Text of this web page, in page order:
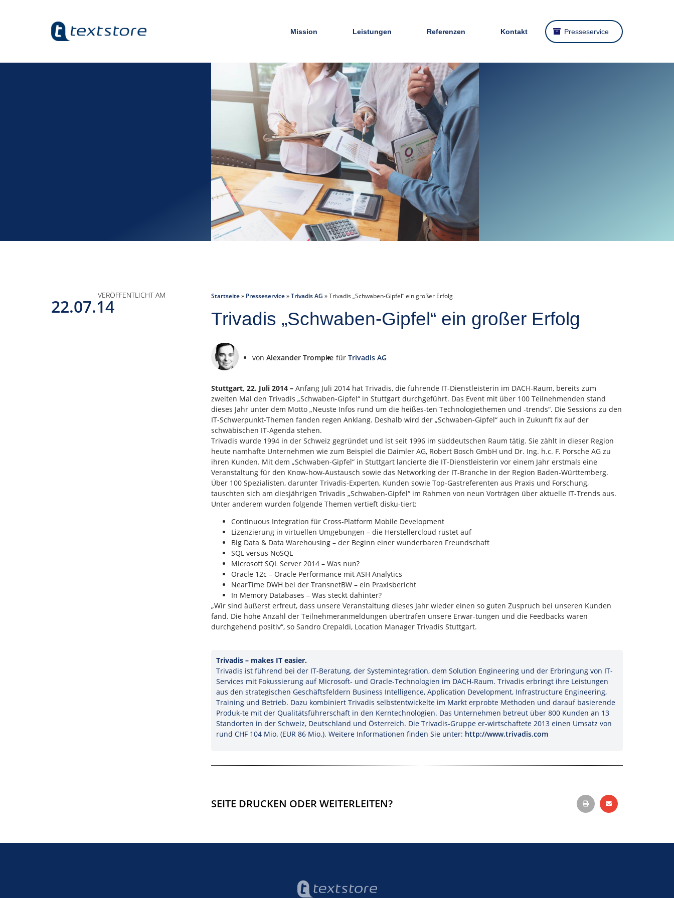
Mission Leistungen Referenzen Kontakt Presseservice
VERÖFFENTLICHT AM
22.07.14 Startseite» Presseservice»Trivadis AG »Trivadis „Schwaben-Gipfel“ ein großer Erfolg
Trivadis „Schwaben-Gipfel“ ein großer Erfolg
vonAlexander Trompke für Trivadis AG
Stuttgart, 22. Juli 2014 – Anfang Juli 2014 hat Trivadis, die führende IT-Dienstleisterin im DACH-Raum, bereits zum
zweiten Mal den Trivadis „Schwaben-Gipfel“ in Stuttgart durchgeführt. Das Event mit über 100 Teilnehmenden stand
dieses Jahr unter dem Motto „Neuste Infos rund um die heißes-ten Technologiethemen und -trends“. Die Sessions zu den
IT-Schwerpunkt-Themen fanden regen Anklang. Deshalb wird der „Schwaben-Gipfel“ auch in Zukunft fix auf der
schwäbischen IT-Agenda stehen.
Trivadis wurde 1994 in der Schweiz gegründet und ist seit 1996 im süddeutschen Raum tätig. Sie zählt in dieser Region
heute namhafte Unternehmen wie zum Beispiel die Daimler AG, Robert Bosch GmbH und Dr. Ing. h.c. F. Porsche AG zu
ihren Kunden. Mit dem „Schwaben-Gipfel“ in Stuttgart lancierte die IT-Dienstleisterin vor einem Jahr erstmals eine
Veranstaltung für den Know-how-Austausch sowie das Networking der IT-Branche in der Region Baden-Württemberg.
Über 100 Spezialisten, darunter Trivadis-Experten, Kunden sowie Top-Gastreferenten aus Praxis und Forschung,
tauschten sich am diesjährigen Trivadis „Schwaben-Gipfel“ im Rahmen von neun Vorträgen über aktuelle IT-Trends aus.
Unter anderem wurden folgende Themen vertieft disku-tiert:
Continuous Integration für Cross-Platform Mobile Development
Lizenzierung in virtuellen Umgebungen – die Herstellercloud rüstet auf
Big Data & Data Warehousing – der Beginn einer wunderbaren Freundschaft
SQL versus NoSQL
Microsoft SQL Server 2014 – Was nun?
Oracle 12c – Oracle Performance mit ASH Analytics
NearTime DWH bei der TransnetBW – ein Praxisbericht
In Memory Databases – Was steckt dahinter?
„Wir sind äußerst erfreut, dass unsere Veranstaltung dieses Jahr wieder einen so guten Zuspruch bei unseren Kunden
fand. Die hohe Anzahl der Teilnehmeranmeldungen übertrafen unsere Erwar-tungen und die Feedbacks waren
durchgehend positiv“, so Sandro Crepaldi, Location Manager Trivadis Stuttgart.
Trivadis – makes IT easier.
Trivadis ist führend bei der IT-Beratung, der Systemintegration, dem Solution Engineering und der Erbringung von IT-
Services mit Fokussierung auf Microsoft- und Oracle-Technologien im DACH-Raum. Trivadis erbringt ihre Leistungen
aus den strategischen Geschäftsfeldern Business Intelligence, Application Development, Infrastructure Engineering,
Training und Betrieb. Dazu kombiniert Trivadis selbstentwickelte im Markt erprobte Methoden und darauf basierende
Produk-te mit der Qualitätsführerschaft in den Kerntechnologien. Das Unternehmen betreut über 800 Kunden an 13
Standorten in der Schweiz, Deutschland und Österreich. Die Trivadis-Gruppe er-wirtschaftete 2013 einen Umsatz von
rund CHF 104 Mio. (EUR 86 Mio.). Weitere Informationen finden Sie unter: http://www.trivadis.com
SEITE DRUCKEN ODER WEITERLEITEN?